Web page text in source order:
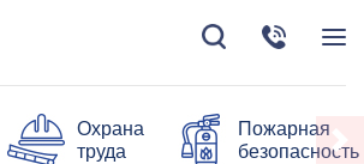
Охрана
труда
Пожарная
безопасность